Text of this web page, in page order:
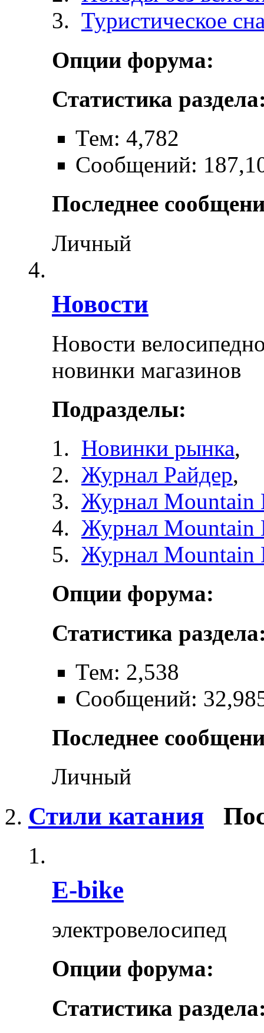
Туристическое
Опции форума:
Статистика
Тем: 4,782
Сообщений:
Последнее
Личный
Новости
Новости
новинки магазинов
Подразделы:
Новинки рынка,
Журнал Райдер,
Журнал Mountain
Журнал Mountain
Журнал Mountain
Опции форума:
Статистика
Тем: 2,538
Сообщений:
Последнее
Личный
Стили катания
E-bike
электровелосипед
Опции форума:
Статистика